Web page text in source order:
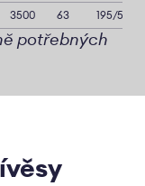
3500 63 195/
potřebných